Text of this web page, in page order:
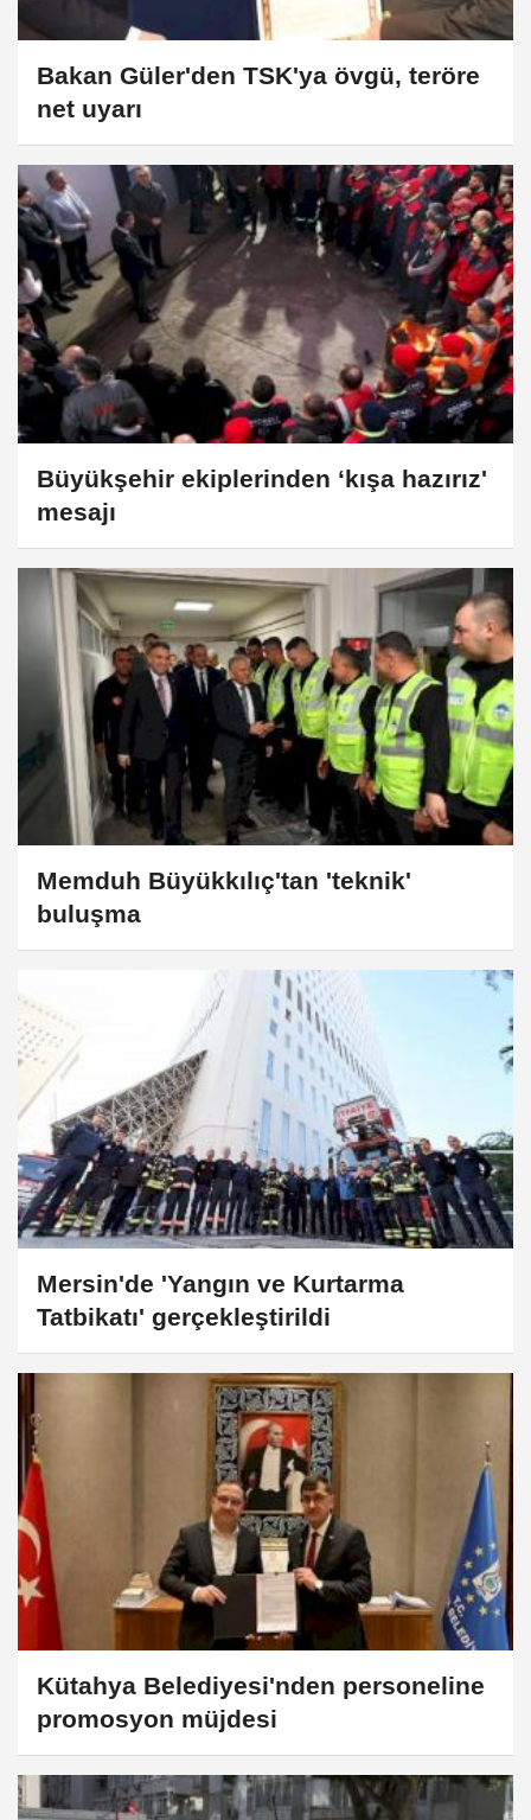
Bakan Güler'den TSK'ya övgü, teröre
net uyarı
Büyükşehir ekiplerinden ‘kışa hazırız'
mesajı
Memduh Büyükkılıç'tan 'teknik'
buluşma
Mersin'de 'Yangın ve Kurtarma
Tatbikatı' gerçekleştirildi
Kütahya Belediyesi'nden personeline
promosyon müjdesi